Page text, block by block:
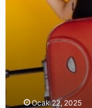
Ocak 22, 2025